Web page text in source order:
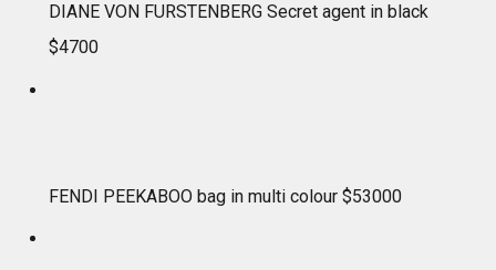
DIANE VON FURSTENBERG Secret agent in black
$4700
FENDI PEEKABOO bag in multi colour $53000